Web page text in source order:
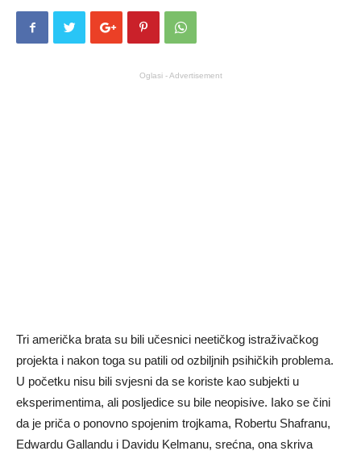
Oglasi - Advertisement
Tri američka brata su bili učesnici neetičkog istraživačkog
projekta i nakon toga su patili od ozbiljnih psihičkih problema.
U početku nisu bili svjesni da se koriste kao subjekti u
eksperimentima, ali posljedice su bile neopisive. Iako se čini
da je priča o ponovno spojenim trojkama, Robertu Shafranu,
Edwardu Gallandu i Davidu Kelmanu, srećna, ona skriva